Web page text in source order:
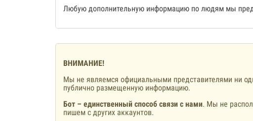
Любую дополнительную информацию по людям мы
ВНИМАНИЕ!
Мы не являемся официальными представителями ни
публично размещенную информацию.
Бот – единственный способ связи с нами. Мы не
пишем с других аккаунтов.